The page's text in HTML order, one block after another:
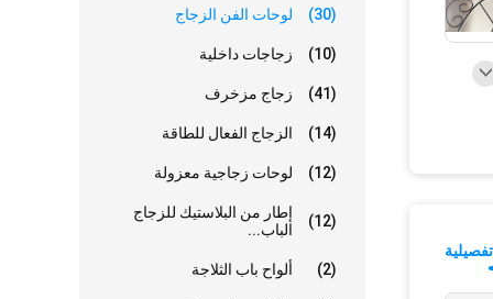
لوحات الفن الزجاج (30)
زجاجات داخلية (10)
زجاج مزخرف (41)
الزجاج الفعال للطاقة (14)
لوحات زجاجية معزولة (12)
إطار من البلاستيك للزجاج
الباب...
(12)
ألواح باب الثلاجة (2)